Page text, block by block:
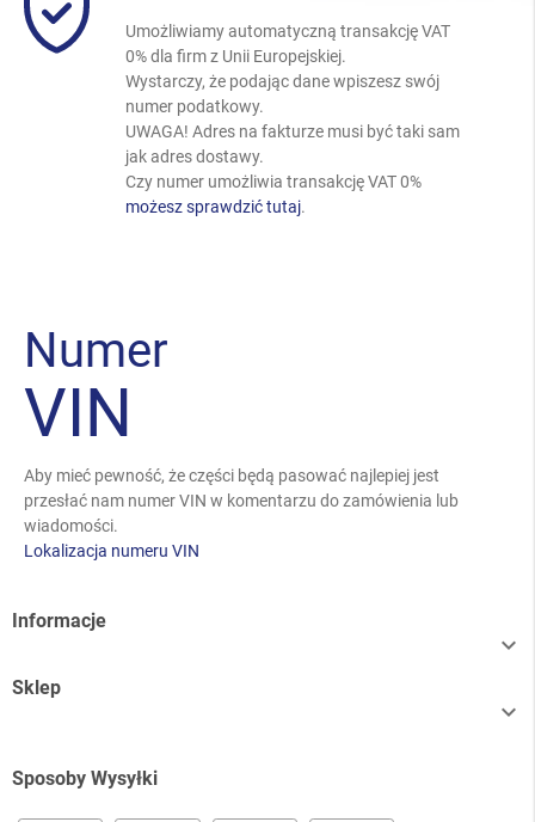
Umożliwiamy automatyczną transakcję VAT
0% dla firm z Unii Europejskiej.
Wystarczy, że podając dane wpiszesz swój
numer podatkowy.
UWAGA! Adres na fakturze musi być taki sam
jak adres dostawy.
Czy numer umożliwia transakcję VAT 0%
możesz sprawdzić tutaj.
Numer
VIN
Aby mieć pewność, że części będą pasować najlepiej jest
przesłać nam numer VIN w komentarzu do zamówienia lub
wiadomości.
Lokalizacja numeru VIN
Informacje

Sklep

Sposoby Wysyłki